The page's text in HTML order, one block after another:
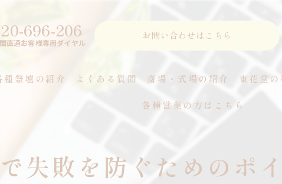
696-206
直通お客様専用ダイヤル
お問い合わせはこちら
種祭壇の紹介 よくある質問 斎場・式場の紹介 東花堂の
事前相談
各種営業の方はこちら
失敗を防ぐためのポ